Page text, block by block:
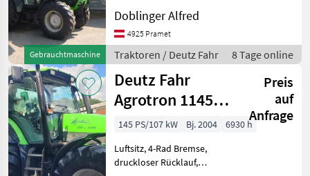
Gebrauchtmaschine
Plattform: Kabine,
Zapfwellendrehzahl:
540/540E/1000/1000E,
Höchstgeschwindigkeit in
km/h: 40 km/h, Fronthy
Doblinger Alfred
4925 Pramet
Traktoren / Deutz Fahr 8 Tage online
Deutz Fahr
Agrotron 1145
TTV
Preis
auf
Anfrage
145 PS/107 kW Bj. 2004
6930 h
Luftsitz, 4-Rad Bremse,
druckloser Rücklauf,